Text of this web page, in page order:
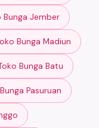
Bunga Jember
Bunga Madiun
Bunga Batu
Pasuruan